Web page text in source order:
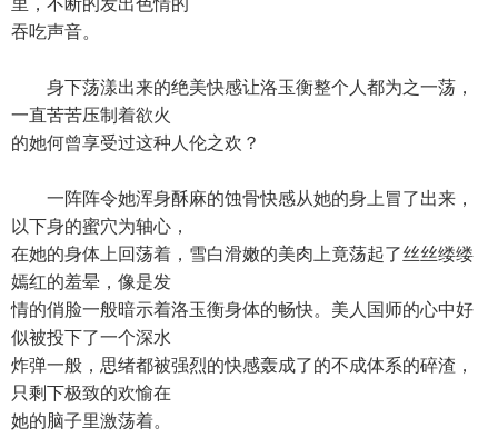
里，不断的发出色情的
吞吃声音。
身下荡漾出来的绝美快感让洛玉衡整个人都为之一荡，
一直苦苦压制着欲火
的她何曾享受过这种人伦之欢？
一阵阵令她浑身酥麻的蚀骨快感从她的身上冒了出来，
以下身的蜜穴为轴心，
在她的身体上回荡着，雪白滑嫩的美肉上竟荡起了丝丝缕缕
嫣红的羞晕，像是发
情的俏脸一般暗示着洛玉衡身体的畅快。美人国师的心中好
似被投下了一个深水
炸弹一般，思绪都被强烈的快感轰成了的不成体系的碎渣，
只剩下极致的欢愉在
她的脑子里激荡着。